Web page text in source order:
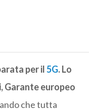
per il5G. Lo
Garante europeo
che tutta